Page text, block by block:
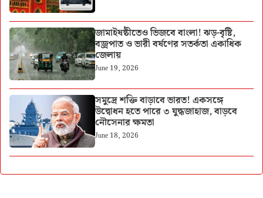
জামাইষষ্ঠীতেও ভিজবে বাংলা! ঝড়-বৃষ্টি,
বজ্রপাত ও ভারী বর্ষণের সতর্কতা একাধিক
জেলায়
June 19, 2026
সমুদ্রে শক্তি বাড়াবে ভারত! একসঙ্গে
উদ্বোধন হতে পারে ৩ যুদ্ধজাহাজ, বাড়বে
নৌসেনার ক্ষমতা
June 18, 2026